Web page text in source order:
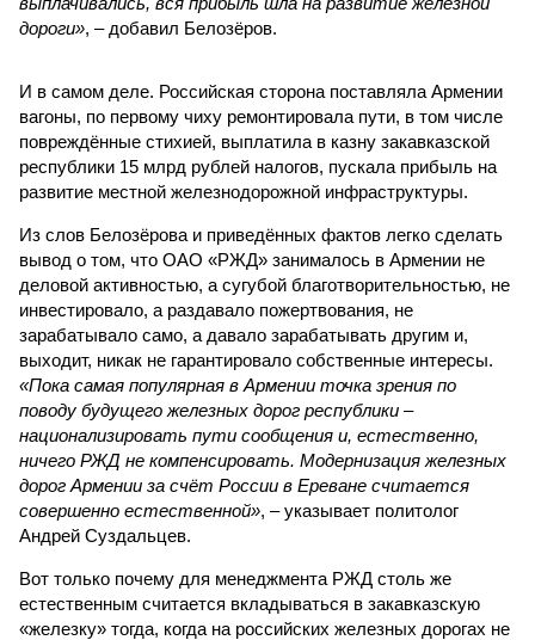
дороги», – добавил Белозёров.
И в самом деле. Российская сторона поставляла Армении
вагоны, по первому чиху ремонтировала пути, в том числе
повреждённые стихией, выплатила в казну закавказской
республики 15 млрд рублей налогов, пускала прибыль на
развитие местной железнодорожной инфраструктуры.
Из слов Белозёрова и приведённых фактов легко сделать
вывод о том, что ОАО «РЖД» занималось в Армении не
деловой активностью, а сугубой благотворительностью, не
инвестировало, а раздавало пожертвования, не
зарабатывало само, а давало зарабатывать другим и,
выходит, никак не гарантировало собственные интересы.
«Пока самая популярная в Армении точка зрения по
поводу будущего железных дорог рес­публики –
национализировать пути сообщения и, естественно,
ничего РЖД не компенсировать. Модернизация железных
дорог Армении за счёт России в Ереване считается
совершенно естественной», – указывает политолог
Андрей Суздальцев.
Вот только почему для менеджмента РЖД столь же
естественным считается вкладываться в закавказскую
«железку» тогда, когда на российских железных дорогах не